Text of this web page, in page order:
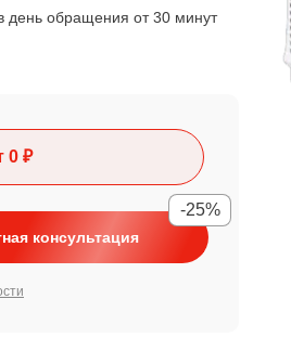
день обращения от 30 минут
0 ₽
консультация
-25%